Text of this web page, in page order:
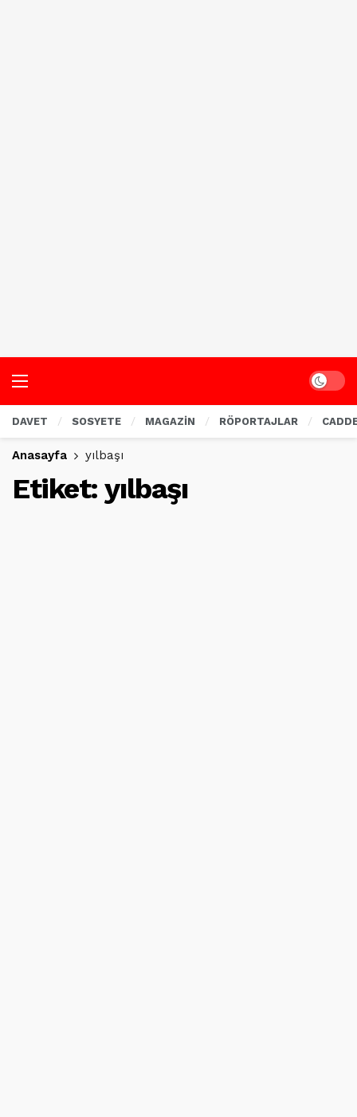
Dark
DAVET SOSYETE MAGAZİN RÖPORTAJLAR
Anasayfa yılbaşı
Etiket:yılbaşı